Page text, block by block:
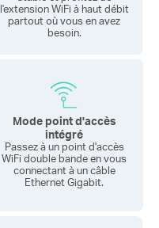
l'extension WiFi à haut débit
partout où vous en avez
besoin.
Mode point d'accès
intégré
Passez à un point d'accès
WiFi double bande en vous
connectant à un câble
Ethernet Gigabit.